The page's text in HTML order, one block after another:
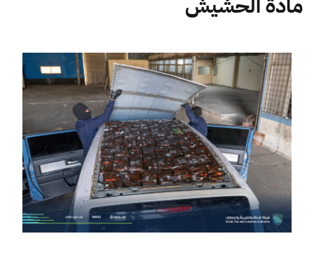
اقتراحات
الزكاة الجمارك
ضريبة القيمة المضافة
الإقرار الضريبي
التصرفات العقارية